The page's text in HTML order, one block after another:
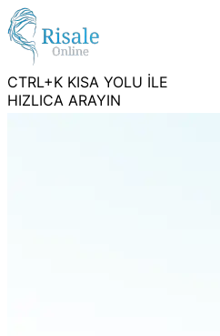
CTRL+K KISA YOLU İLE
HIZLICA ARAYIN